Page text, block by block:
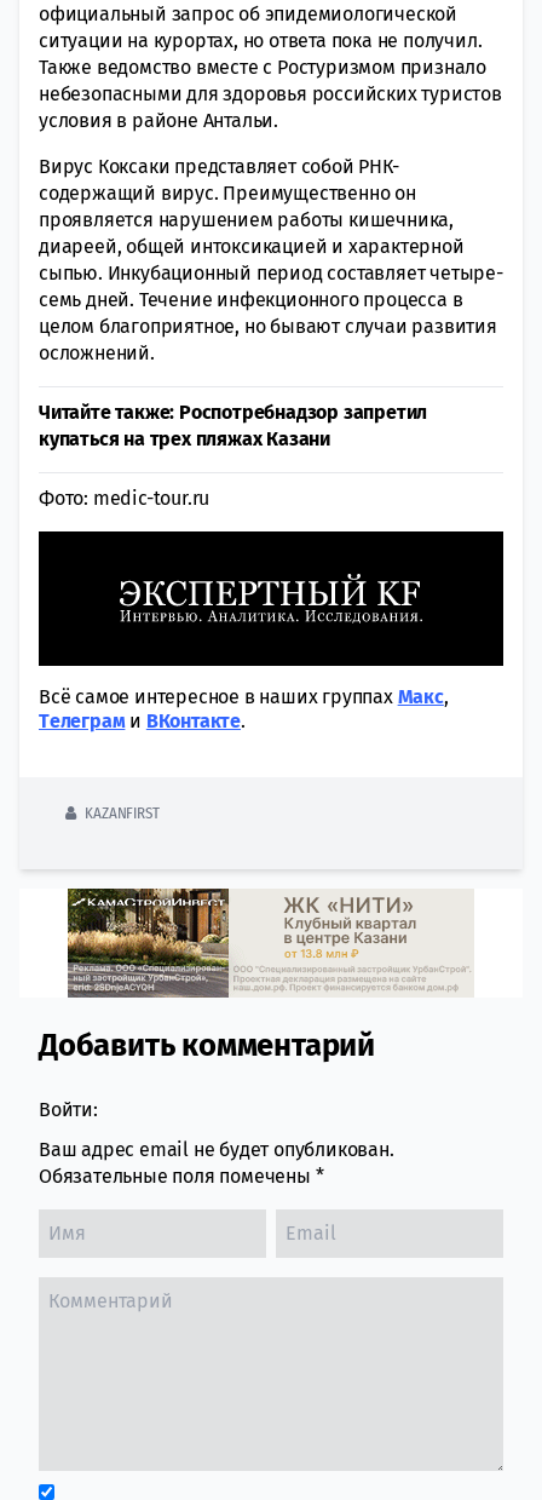
официальный запрос об эпидемиологической
ситуации на курортах, но ответа пока не получил.
Также ведомство вместе с Ростуризмом признало
небезопасными для здоровья российских туристов
условия в районе Антальи.
Вирус Коксаки представляет собой РНК-
содержащий вирус. Преимущественно он
проявляется нарушением работы кишечника,
диареей, общей интоксикацией и характерной
сыпью. Инкубационный период составляет четыре-
семь дней. Течение инфекционного процесса в
целом благоприятное, но бывают случаи развития
осложнений.
Читайте также: Роспотребнадзор запретил
купаться на трех пляжах Казани
Фото: medic-tour.ru
Всё самое интересное в наших группах Макс,
Tелеграми ВКонтакте.
KAZANFIRST
Comment section
Добавить комментарий
Войти:
Ваш адрес email не будет опубликован.
Обязательные поля помечены *